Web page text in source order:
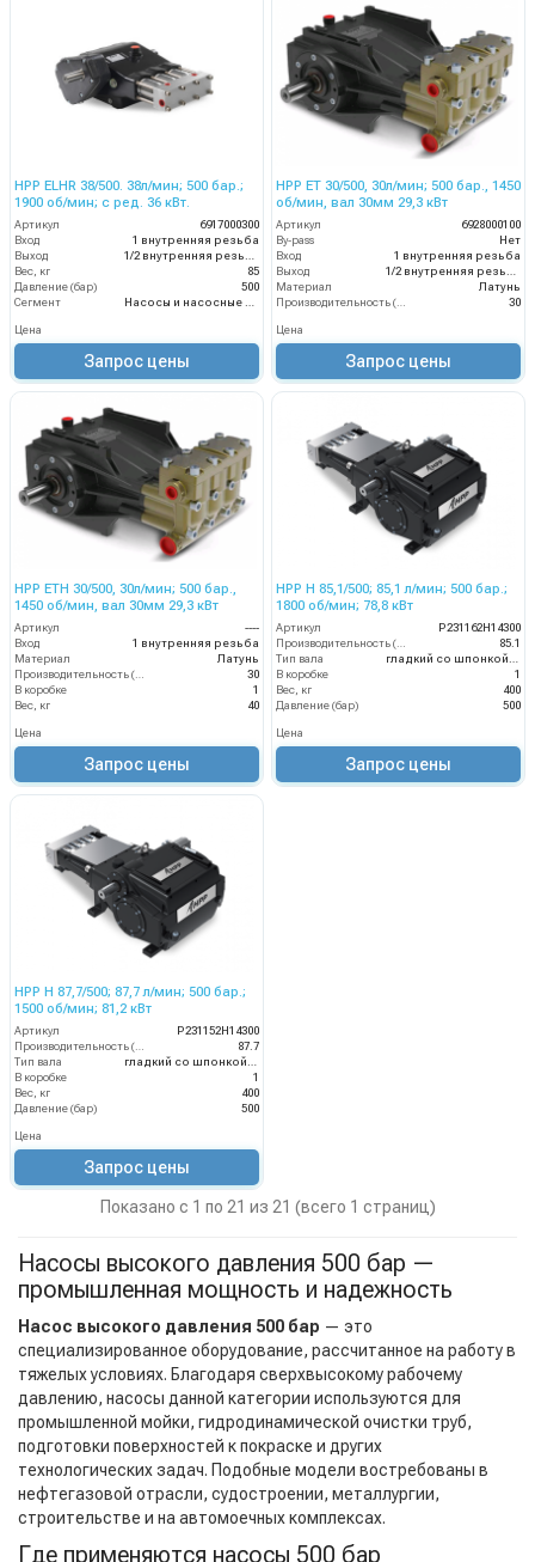
HPP ELHR 38/500. 38л/мин; 500 бар.;
1900 об/мин; с ред. 36 кВт.
Артикул
6917000300
Вход
1 внутренняя резьба
Выход
1/2 внутренняя резьба
Вес, кг
85
Давление (бар)
500
Сегмент
Насосы и насосные станции
Цена
Запрос цены
HPP ET 30/500, 30л/мин; 500 бар., 1450
об/мин, вал 30мм 29,3 кВт
Артикул
6928000100
By-pass
Нет
Вход
1 внутренняя резьба
Выход
1/2 внутренняя резьба
Материал
Латунь
Производительность (л/мин)
30
Цена
Запрос цены
HPP ETH 30/500, 30л/мин; 500 бар.,
1450 об/мин, вал 30мм 29,3 кВт
Артикул
----
Вход
1 внутренняя резьба
Материал
Латунь
30
В коробке
1
Вес, кг
40
Цена
Запрос цены
HPP H 85,1/500; 85,1 л/мин; 500 бар.;
1800 об/мин; 78,8 кВт
Артикул
P231162H14300
85.1
Тип вала
В коробке
1
Вес, кг
400
Давление (бар)
500
Цена
Запрос цены
HPP H 87,7/500; 87,7 л/мин; 500 бар.;
1500 об/мин; 81,2 кВт
Артикул
P231152H14300
87.7
Тип вала
В коробке
1
Вес, кг
400
Давление (бар)
500
Цена
Запрос цены
Показано с 1 по 21 из 21 (всего 1 страниц)
Насосы высокого давления 500 бар —
промышленная мощность и надежность
Насос высокого давления 500 бар — это
специализированное оборудование, рассчитанное на работу в
тяжелых условиях. Благодаря сверхвысокому рабочему
давлению, насосы данной категории используются для
промышленной мойки, гидродинамической очистки труб,
подготовки поверхностей к покраске и других
технологических задач. Подобные модели востребованы в
нефтегазовой отрасли, судостроении, металлургии,
строительстве и на автомоечных комплексах.
Где применяются насосы 500 бар